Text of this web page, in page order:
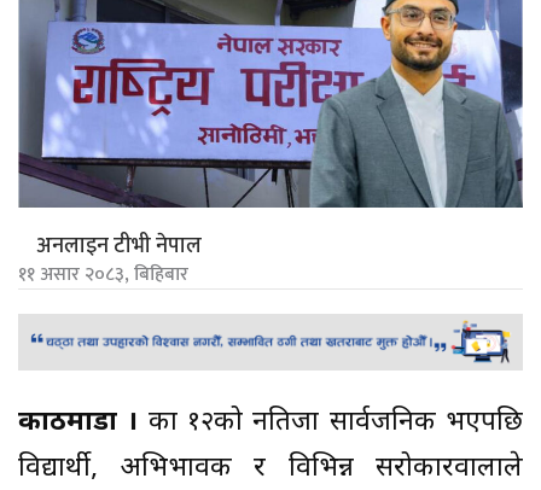
अनलाइन टीभी नेपाल
११ असार २०८३, बिहिबार
काठमाडौं । कक्षा १२को नतिजा सार्वजनिक भएपछि
विद्यार्थी, अभिभावक र विभिन्न सरोकारवालाले